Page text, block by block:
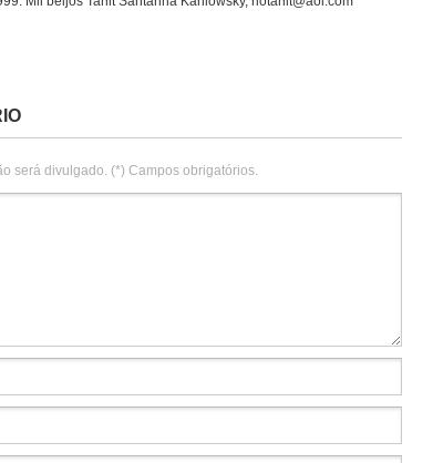
será divulgado. (*) Campos obrigatórios.